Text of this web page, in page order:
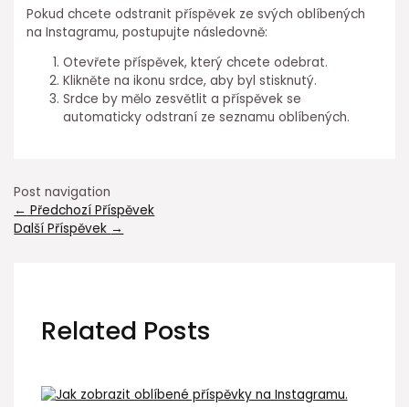
Pokud chcete odstranit příspěvek ze svých oblíbených
na Instagramu, postupujte následovně:
Otevřete příspěvek, který chcete odebrat.
Klikněte na ikonu srdce, aby byl stisknutý.
Srdce by mělo zesvětlit a příspěvek se
automaticky odstraní ze seznamu oblíbených.
Post navigation
← Předchozí Příspěvek
Další Příspěvek →
Related Posts